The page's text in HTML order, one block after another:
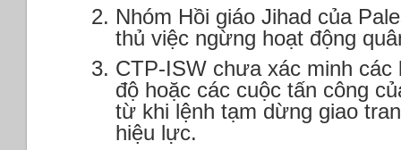
Nhóm Hồi giáo Jihad của
thủ việc ngừng hoạt động
CTP-ISW chưa xác minh các
độ hoặc các cuộc tấn công
từ khi lệnh tạm dừng giao
hiệu lực.